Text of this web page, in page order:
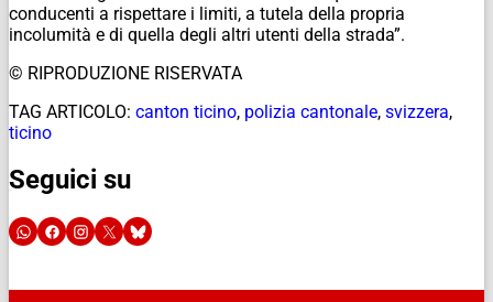
conducenti a rispettare i limiti, a tutela della propria
incolumità e di quella degli altri utenti della strada”.
© RIPRODUZIONE RISERVATA
TAG ARTICOLO: canton ticino, polizia cantonale, svizzera,
ticino
Seguici su